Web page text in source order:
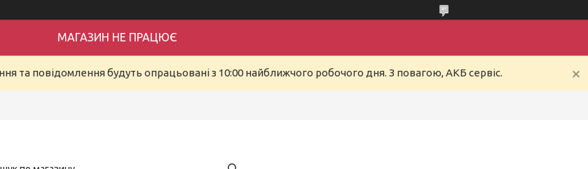
МАГАЗИН НЕ ПРАЦЮЄ
та повідомлення будуть опрацьовані з 10:00 найближчого робочого дня. З повагою, АКБ сервіс.